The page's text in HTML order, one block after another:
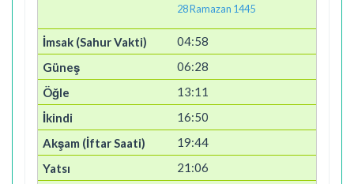
28 Ramazan 1445
04:58
06:28
13:11
16:50
19:44
21:06